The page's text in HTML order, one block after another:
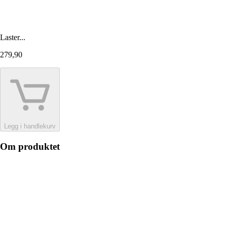
Laster...
279,90
Legg i handlekurv
Om produktet